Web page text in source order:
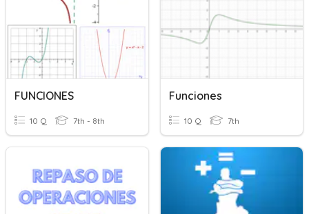
FUNCIONES
10 Q 7th - 8th
Funciones
10 Q 7th